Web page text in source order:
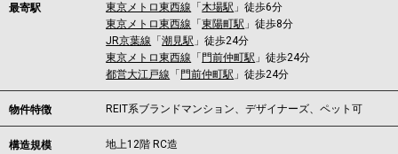
最寄駅 東京メトロ東西線 「木場駅 」徒歩6分
東京メトロ東西線 「東陽町駅 」徒歩8分
JR京葉線 「潮見駅 」徒歩24分
東京メトロ東西線 「 門前仲町駅 」徒歩24分
都営大江戸線 「 門前仲町駅 」徒歩24分
物件特徴 REIT系ブランドマンション、デザイナーズ、ペット可
構造規模 地上12階 RC造